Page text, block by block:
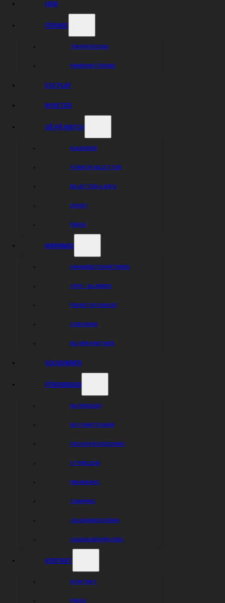
HEM
FÖRARE
TRUPPER 2026
FANSENS FÖRARE
ESS PLAY
NYHETER
GÅ PÅ MATCH
KALENDER
FÖRKÖP BILJETTER
BILJETTER & INFO
EVENT
PRESS
MARKNAD
SAMARBETSPARTNERS
1949 – KLUBBEN
PRIVAT-SPONSOR
2 KRONAN
BLI VÅR PARTNER
SOUVENIRER
FÖRENINGEN
BLI MEDLEM
BLI FUNKTIONÄR
PROVA PÅ SPEEDWAY
STYRELSEN
INSAMLING
CAMPING
JULGRANSSCHEMA
JULKALENDERN 2025
KONTAKT
KONTAKT
PRESS